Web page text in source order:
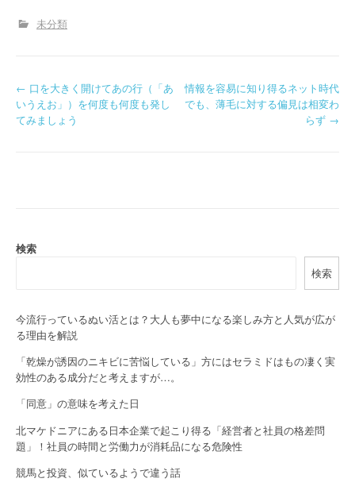
未分類
P
o
a
g
a
t
o
n
← 口を大きく開けてあの行（「あ
いうえお」）を何度も何度も発し
てみましょう
情報を容易に知り得るネット時代
でも、薄毛に対する偏見は相変わ
らず →
検索
検索
今流行っているぬい活とは？大人も夢中になる楽しみ方と人気が広が
る理由を解説
「乾燥が誘因のニキビに苦悩している」方にはセラミドはもの凄く実
効性のある成分だと考えますが…。
「同意」の意味を考えた日
北マケドニアにある日本企業で起こり得る「経営者と社員の格差問
題」！社員の時間と労働力が消耗品になる危険性
競馬と投資、似ているようで違う話